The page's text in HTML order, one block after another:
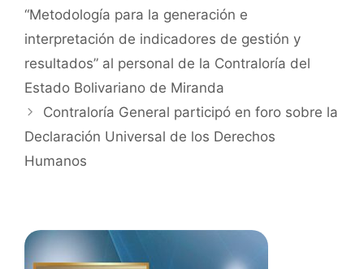
“Metodología para la generación e
interpretación de indicadores de gestión y
resultados” al personal de la Contraloría del
Estado Bolivariano de Miranda
Contraloría General participó en foro sobre la
Declaración Universal de los Derechos
Humanos